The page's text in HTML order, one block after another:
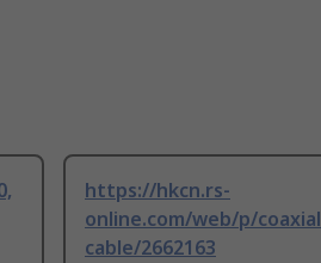
https://hkcn.rs-
online.com/web/p/
cable/2662163